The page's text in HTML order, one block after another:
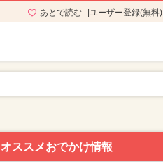
あとで読む ユーザー登録(無料)
オススメおでかけ情報